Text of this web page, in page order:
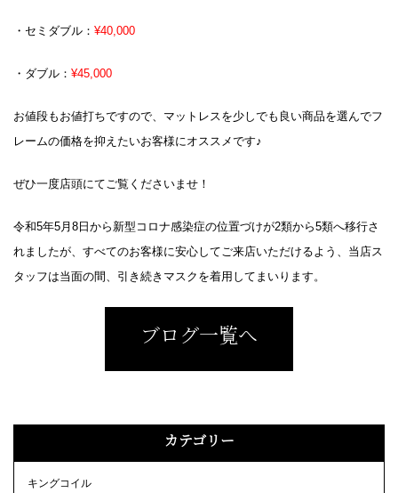
・セミダブル： ¥40,000
・ダブル： ¥45,000
お値段もお値打ちですので、マットレスを少しでも良い商品を選んでフ
レームの価格を抑えたいお客様にオススメです♪
ぜひ一度店頭にてご覧くださいませ！
令和5年5月8日から新型コロナ感染症の位置づけが2類から5類へ移行さ
れましたが、すべてのお客様に安心してご来店いただけるよう、当店ス
タッフは当面の間、引き続きマスクを着用してまいります。
ブログ一覧へ
カテゴリー
キングコイル